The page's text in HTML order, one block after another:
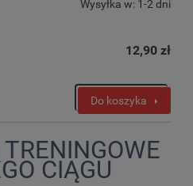
Wysyłka w: 1-2 dni
12,90 zł
Do koszyka
CIĄGU